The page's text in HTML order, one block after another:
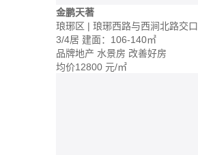
金鹏天著
琅琊区 | 琅琊西路与西涧北路交口
3/4居 建面：106-140㎡
品牌地产 水景房 改善好房
均价12800 元/㎡